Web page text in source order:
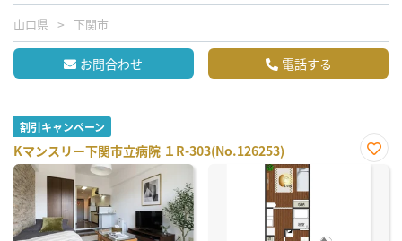
山口県 下関市
お問合わせ 電話する
割引キャンペーン
Kマンスリー下関市立病院 １R-303(No.126253)
お気